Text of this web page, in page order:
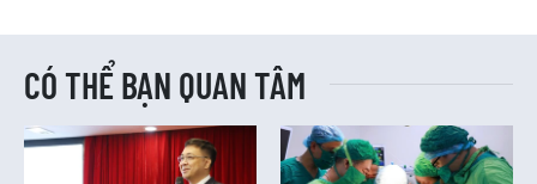
CÓ THỂ BẠN QUAN TÂM